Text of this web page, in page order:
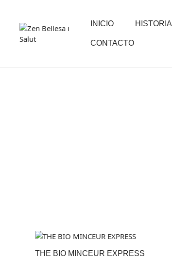
INICIO HISTORIA
CONTACTO
THE BIO MINCEUR EXPRESS